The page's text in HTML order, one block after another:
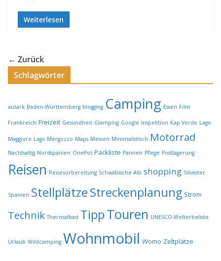
Weiterlesen
← Zurück
Schlagwörter
autark Baden-Württemberg blogging Camping Essen Film
Frankreich Freizeit Gesundheit Glamping Google Inspektion Kap Verde Lago
Maggiore Lago Mergozzo Maps Messen Minimalistisch Motorrad
Nachhaltig Nordspanien OnePot Packliste Pannen Pflege Postlagerung
Reisen Reisevorbereitung Schwäbische Alb shopping Silvester
Spanien StellplätzeStreckenplanung Strom
Technik Thermalbad TippTouren UNESCO-Welterbeliste
Urlaub Wildcamping Wohnmobil Womo Zeltplätze